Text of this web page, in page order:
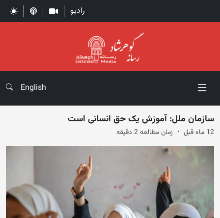
رادیو
English
سازمان ملل: آموزش یک حق انسانی است
12 ماه قبل زمان مطالعه 2 دقیقه